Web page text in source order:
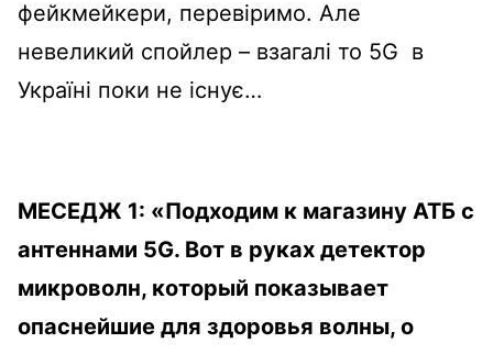
фейкмейкери, перевіримо. Але
невеликий спойлер – взагалі то 5G в
Україні поки не існує…
МЕСЕДЖ 1: «Подходим к магазину АТБ с
антеннами 5G. Вот в руках детектор
микроволн, который показывает
опаснейшие для здоровья волны, о